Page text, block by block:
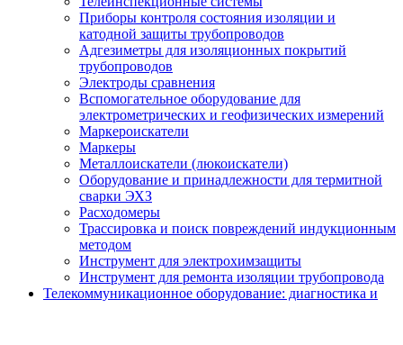
Приборы контроля состояния изоляции и
катодной защиты трубопроводов
Адгезиметры для изоляционных покрытий
трубопроводов
Электроды сравнения
Вспомогательное оборудование для
электрометрических и геофизических измерений
Маркероискатели
Маркеры
Металлоискатели (люкоискатели)
Оборудование и принадлежности для термитной
сварки ЭХЗ
Расходомеры
Трассировка и поиск повреждений индукционным
методом
Инструмент для электрохимзащиты
Инструмент для ремонта изоляции трубопровода
Телекоммуникационное оборудование: диагностика и